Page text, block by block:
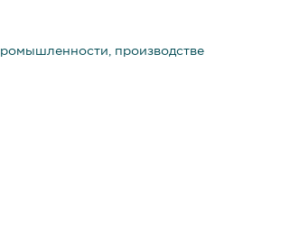
производстве